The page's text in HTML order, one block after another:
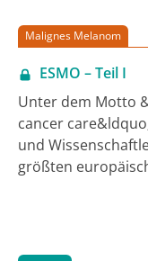
dieser sehr hohen
substanzielles
Läsionen, z.B.
Potenzial&ldquo;,
Vorläuferzellen,
steigendem
weniger häufig,
Verluste oder
Malignes Melanom
ESMO – Teil I
Unter dem Motto
cancer
und
größten
und zu
zu transferieren.